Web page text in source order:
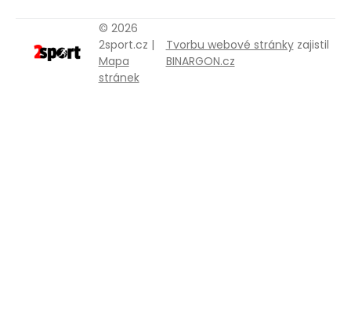
© 2026
2sport.cz |
Mapa
stránek
Tvorbu webové stránkyzajistil
BINARGON.cz